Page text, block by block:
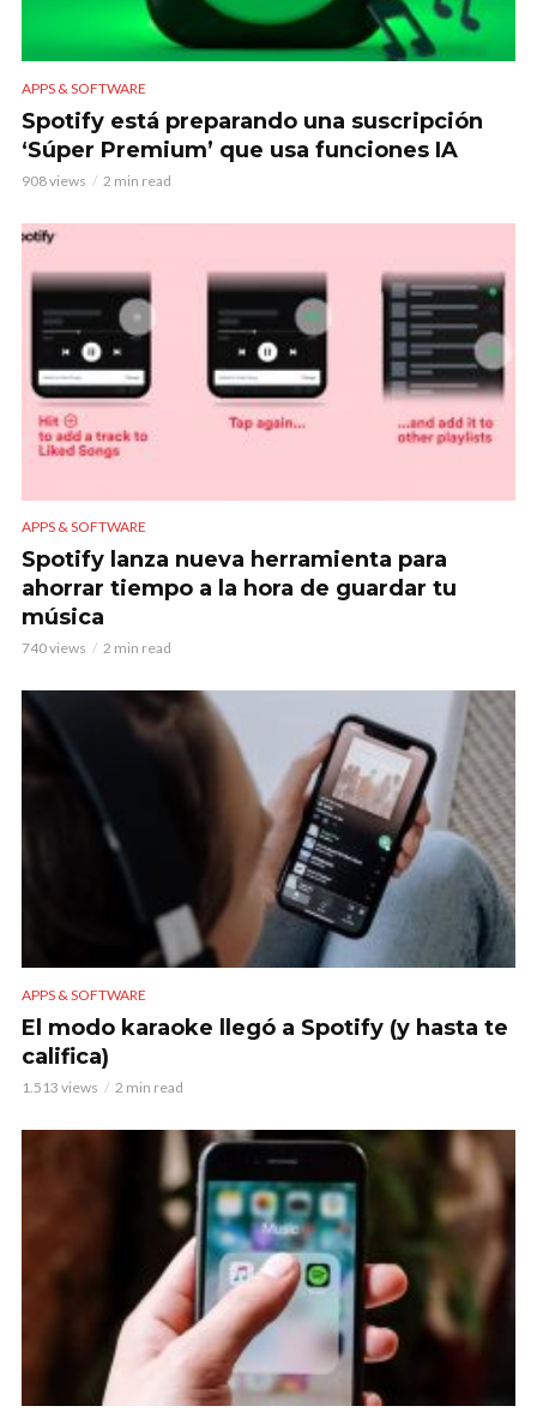
APPS & SOFTWARE
Spotify está preparando una suscripción
‘Súper Premium’ que usa funciones IA
908 views 2 min read
APPS & SOFTWARE
Spotify lanza nueva herramienta para
ahorrar tiempo a la hora de guardar tu
música
740 views 2 min read
APPS & SOFTWARE
El modo karaoke llegó a Spotify (y hasta te
califica)
1.513 views 2 min read